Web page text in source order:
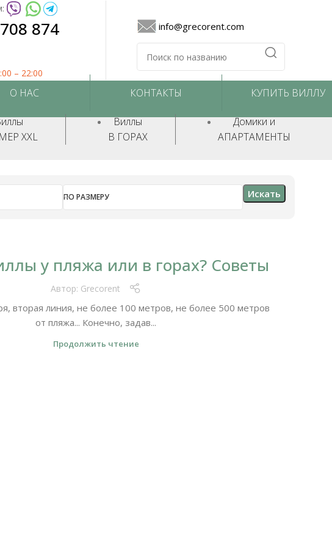
874
– 22:00
info@grecorent.com
О НАС КОНТАКТЫ КУПИТЬ ВИЛЛУ
XXL
Виллы
В ГОРАХ
Домики и
АПАРТАМЕНТЫ
ПО РАЗМЕРУ Искать
у пляжа или в горах? Советы
Автор: Grecorent
вторая линия, не более 100 метров, не более 500 метров
от пляжа... Конечно, задав...
Продолжить чтение